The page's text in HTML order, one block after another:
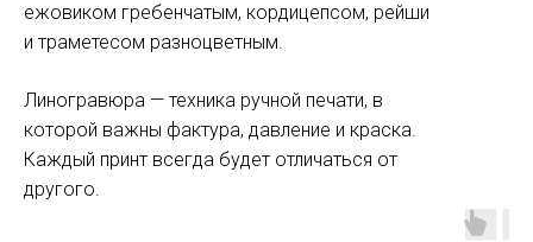
ежовиком гребенчатым, кордицепсом, рейши
и траметесом разноцветным.
Линогравюра — техника ручной печати, в
которой важны фактура, давление и краска.
Каждый принт всегда будет отличаться от
другого.